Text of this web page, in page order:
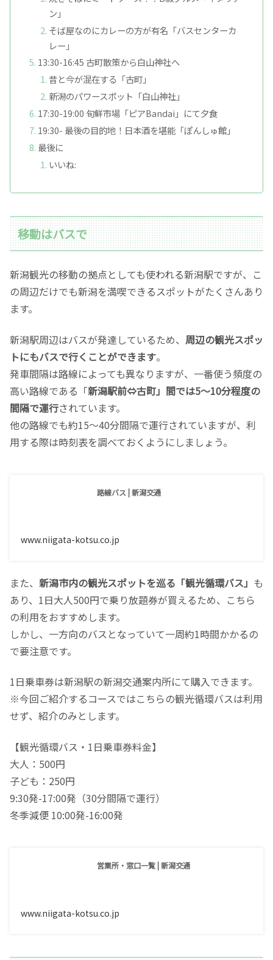
ン」
そば屋なのにカレーの方が有名「バスセンターカ
レー」
13:30-16:45 古町散策から白山神社へ
昔と今が混在する「古町」
新潟のパワースポット「白山神社」
17:30-19:00 旬鮮市場「ピアBandai」にて夕食
19:30- 最後の目的地！日本酒を堪能「ぽんしゅ館」
最後に
いいね:
移動はバスで
新潟観光の移動の拠点としても使われる新潟駅ですが、こ
の周辺だけでも新潟を満喫できるスポットがたくさんあり
ます。
新潟駅周辺はバスが発達しているため、 周辺の観光スポッ
トにもバスで行くことができます。
発車間隔は路線によっても異なりますが、一番使う頻度の
高い路線である「新潟駅前⇔古町」間では5～10分程度の
間隔で運行されています。
他の路線でも約15～40分間隔で運行されていますが、利
用する際は時刻表を調べておくようにしましょう。
路線バス | 新潟交通
www.niigata-kotsu.co.jp
また、 新潟市内の観光スポットを巡る「観光循環バス」 も
あり、1日大人500円で乗り放題券が買えるため、こちら
の利用をおすすめします。
しかし、一方向のバスとなっていて一周約1時間かかるの
で要注意です。
1日乗車券は新潟駅の新潟交通案内所にて購入できます。
※今回ご紹介するコースではこちらの観光循環バスは利用
せず、紹介のみとします。
【観光循環バス・1日乗車券料金】
大人：500円
子ども：250円
9:30発-17:00発（30分間隔で運行）
冬季減便 10:00発-16:00発
営業所・窓口一覧 | 新潟交通
www.niigata-kotsu.co.jp